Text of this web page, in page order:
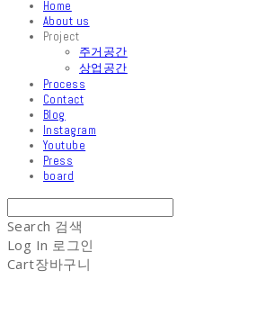
Home
About us
Project
주거공간
상업공간
Process
Contact
Blog
Instagram
Youtube
Press
board
Search 검색
Log In 로그인
Cart장바구니